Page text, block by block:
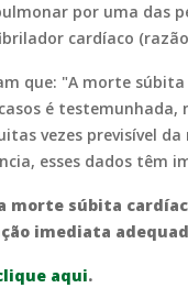
por uma das
cardíaco
que: "A morte
é
vezes previsível
esses dados têm
morte súbita
imediata
aqui.